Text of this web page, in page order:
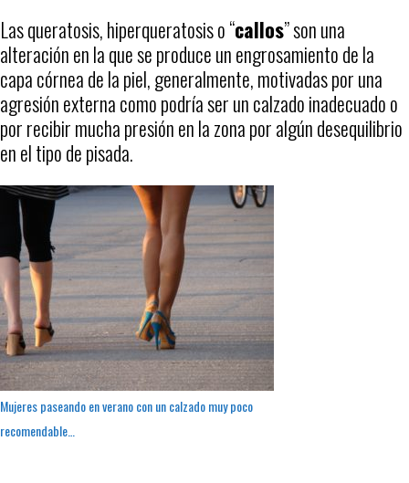
Las queratosis, hiperqueratosis o “callos” son una
alteración en la que se produce un engrosamiento de la
capa córnea de la piel, generalmente, motivadas por una
agresión externa como podría ser un calzado inadecuado o
por recibir mucha presión en la zona por algún desequilibrio
en el tipo de pisada.
Mujeres paseando en verano con un calzado muy poco
recomendable…